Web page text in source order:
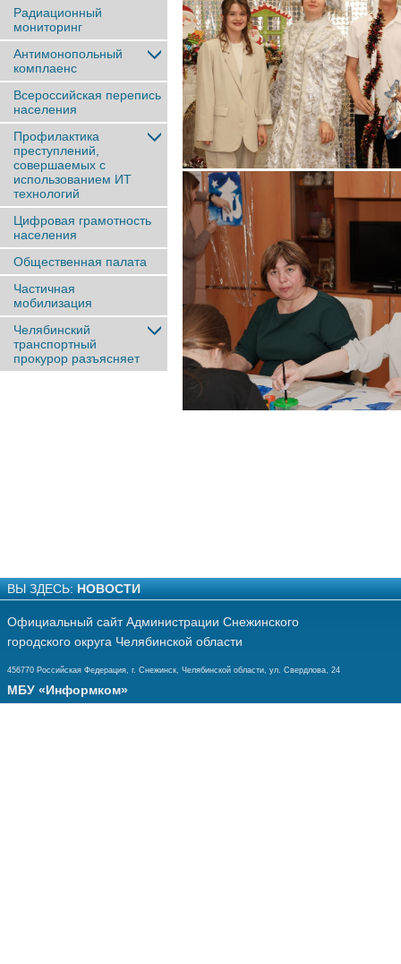
Радиационный
мониторинг
Антимонопольный
комплаенс
Всероссийская перепись
населения
Профилактика
преступлений,
совершаемых с
использованием ИТ
технологий
Цифровая грамотность
населения
Общественная палата
Частичная
мобилизация
Челябинский
транспортный
прокурор разъясняет
ВЫ ЗДЕСЬ: НОВОСТИ
Официальный сайт Администрации Снежинского
городского округа Челябинской области
456770 Российская Федерация, г. Снежинск, Челябинской области, ул. Свердлова, 24
МБУ «Информком»